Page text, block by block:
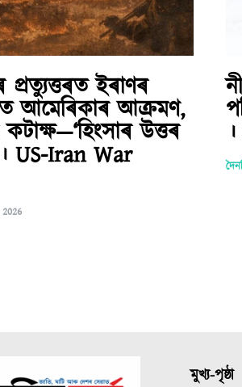
ইৰাণৰ
আমেৰিকাৰ আক্ৰমণ,
উত্তৰ
। US-Iran War
মুখ্য-পৃষ্ঠা